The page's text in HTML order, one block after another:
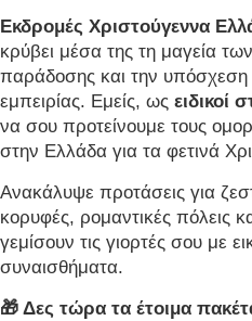
Εκδρομές Χριστούγεννα
κρύβει μέσα της τη μαγεία
παράδοσης και την υπόσχεση
εμπειρίας. Εμείς, ως ειδικοί
να σου προτείνουμε τους
στην Ελλάδα για τα φετινά
Ανακάλυψε προτάσεις για
κορυφές, ρομαντικές πόλεις
γεμίσουν τις γιορτές σου με
συναισθήματα.
🎁 Δες τώρα τα έτοιμα